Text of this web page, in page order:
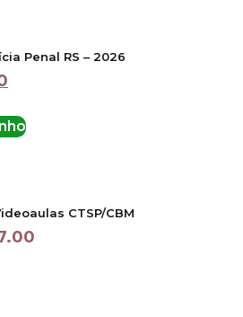
Penal RS – 2026
CTSP/CBM